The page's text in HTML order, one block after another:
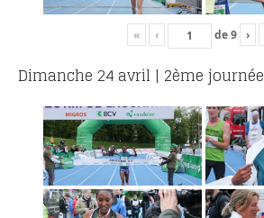
« ‹ de9 ›
Dimanche 24 avril | 2ème journée